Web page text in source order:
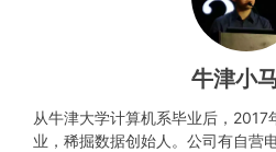
牛津小
从牛津大学计算机系毕业后，2017
业，稀掘数据创始人。公司有自营